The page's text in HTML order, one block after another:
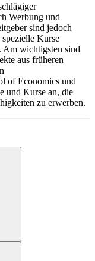
Werbung und
sind jedoch
Kurse
Am wichtigsten sind
aus früheren
of Economics und
und Kurse an, die
zu erwerben.